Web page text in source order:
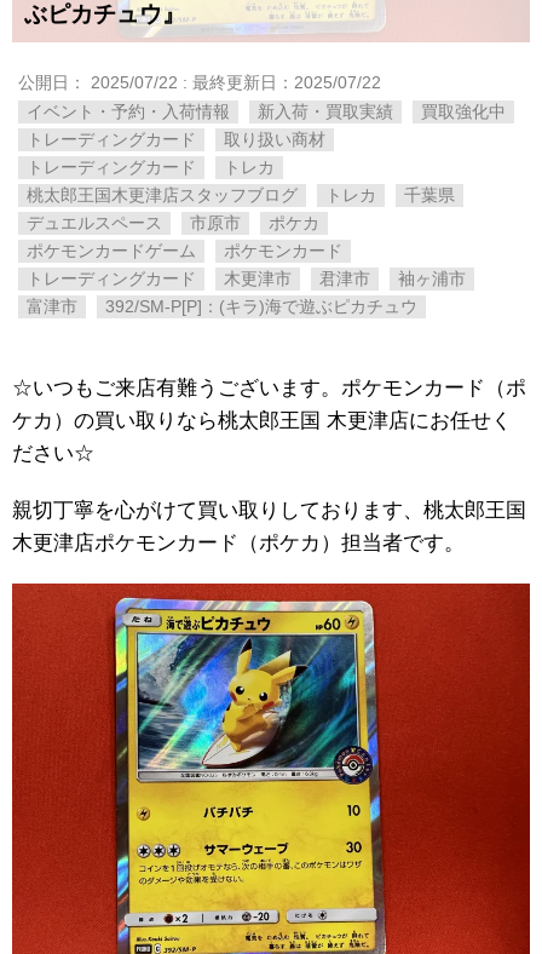
ぶピカチュウ』
公開日： 2025/07/22 : 最終更新日：2025/07/22
イベント・予約・入荷情報
新入荷・買取実績
買取強化中
トレーディングカード
取り扱い商材
トレーディングカード
トレカ
桃太郎王国木更津店スタッフブログ
トレカ
千葉県
デュエルスペース
市原市
ポケカ
ポケモンカードゲーム
ポケモンカード
トレーディングカード
木更津市 君津市
袖ヶ浦市
富津市
392/SM-P[P]：(キラ)海で遊ぶピカチュウ
☆いつもご来店有難うございます。ポケモンカード（ポ
ケカ）の買い取りなら桃太郎王国 木更津店にお任せく
ださい☆
親切丁寧を心がけて買い取りしております、桃太郎王国
木更津店ポケモンカード（ポケカ）担当者です。